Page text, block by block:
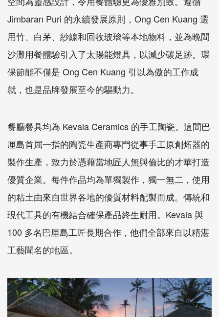
Jimbaran Puri 的永續發展原則，Ong Cen Kuang 選
用竹、白茅、紗線和回收玻璃等本地物料，並為晚間
沙灘用餐體驗引入了太陽能燈具，以減少碳足跡。環
保節能不僅是 Ong Cen Kuang 引以為傲的工作成
就，也是品牌發展至今的驅動力。
餐廳餐具均為 Kevala Ceramics 的手工陶瓷。這間巴
厘島首屈一指的陶瓷生產商專門從事手工原創炻器的
製作生產，致力於憑藉當地匠人無與倫比的才華打造
優質企業。每件作品均為單獨製作，獨一無二，使用
的粘土由來自世界各地的優質材料配製而成。傳統和
現代工具的有機結合確保產品終生耐用。Kevala 與
100 多名巴厘島工匠長期合作，他們全部來自以精湛
工藝聞名的地區。